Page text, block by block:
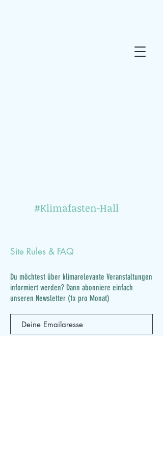
#Klimafasten-Hall
Site Rules & FAQ
Du möchtest über klimarelevante Veranstaltungen
informiert werden? Dann abonniere einfach
unseren Newsletter (1x pro Monat)